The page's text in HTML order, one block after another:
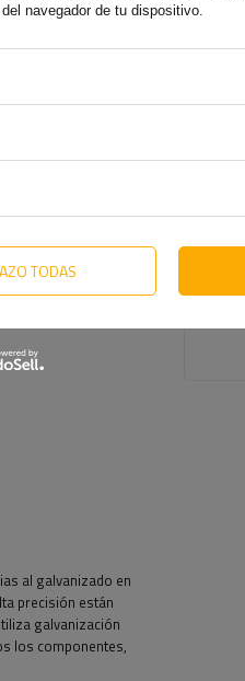
una
están
lo que facilita
de freno,
al galvanizado en
precisión están
galvanización
los componentes,
navegador de tu dispositivo.
TODAS